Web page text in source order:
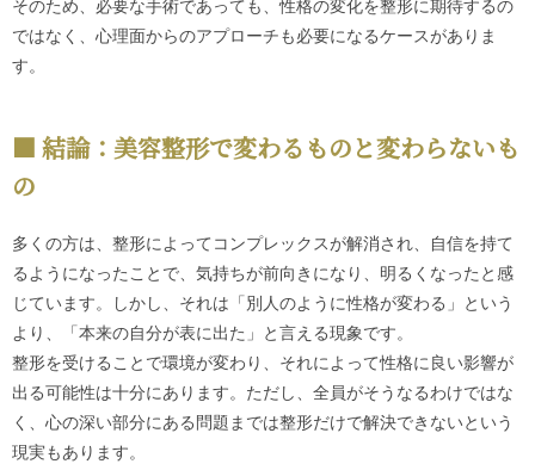
そのため、必要な手術であっても、性格の変化を整形に期待するの
ではなく、心理面からのアプローチも必要になるケースがありま
す。
結論：美容整形で変わるものと変わらないも
の
多くの方は、整形によってコンプレックスが解消され、自信を持て
るようになったことで、気持ちが前向きになり、明るくなったと感
じています。しかし、それは「別人のように性格が変わる」という
より、「本来の自分が表に出た」と言える現象です。
整形を受けることで環境が変わり、それによって性格に良い影響が
出る可能性は十分にあります。ただし、全員がそうなるわけではな
く、心の深い部分にある問題までは整形だけで解決できないという
現実もあります。